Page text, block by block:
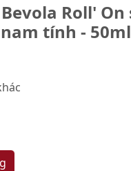
Roll'
tính - 50ml